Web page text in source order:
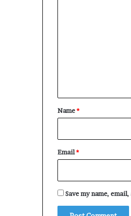
*
Name*
Email*
Save my name,